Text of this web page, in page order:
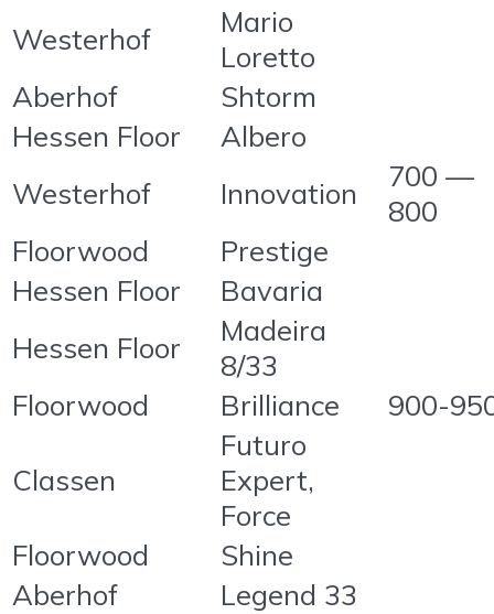
Westerhof
Mario
Loretto
Aberhof
Shtorm
Hessen Floor
Albero
Westerhof
Innovation
700 —
800
Floorwood
Prestige
Hessen Floor
Bavaria
Hessen Floor
Madeira
8/33
Floorwood
Brilliance 900-
Classen
Futuro
Expert,
Force
Floorwood
Shine
Aberhof
Legend 33